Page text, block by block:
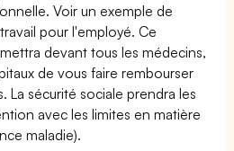
Voir un exemple de
pour l'employé. Ce
devant tous les médecins,
de vous faire rembourser
La sécurité sociale prendra les
avec les limites en matière
maladie).